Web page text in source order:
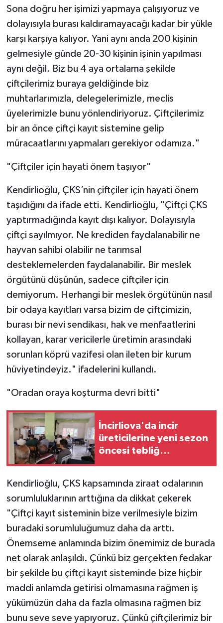
Sona doğru her işimizi yapmaya çalışıyoruz ve
dolayısıyla burası kaldıramayacağı kadar bir yükle
karşı karşıya kalıyor. Yani aynı anda 200 kişinin
gelmesiyle günde 20-30 kişinin işinin yapılması
aynı değil. Biz bu 4 aya ortalama şekilde
çiftçilerimiz buraya geldiğinde biz
muhtarlarımızla, delegelerimizle, meclis
üyelerimizle bunu yönlendiriyoruz. Çiftçilerimiz
bir an önce çiftçi kayıt sistemine gelip
müracaatlarını yapmaları gerekiyor odamıza."
"Çiftçiler için hayati önem taşıyor"
Kendirlioğlu, ÇKS’nin çiftçiler için hayati önem
taşıdığını da ifade etti. Kendirlioğlu, "Çiftçi ÇKS
yaptırmadığında kayıt dışı kalıyor. Dolayısıyla
çiftçi sayılmıyor. Ne krediden faydalanabilir ne
hayvan sahibi olabilir ne tarımsal
desteklemelerden faydalanabilir. Bir meslek
örgütünü düşünün, sadece çiftçiler için
demiyorum. Herhangi bir meslek örgütünün nasıl
bir odaya kayıtları varsa bizim de çiftçimizin,
burası bir nevi sendikası, hak ve menfaatlerini
kollayan, karar vericilerle üretimin arasındaki
sorunları köprü vazifesi olan ileten bir kurum
hüviyetindeyiz." ifadelerini kullandı.
"Oradan oraya koşturma devri bitti"
İncirliova'da incir
üreticilerine yeni sezon
öncesi tebliğ
Kendirlioğlu, ÇKS kapsamında ziraat odalarının
sorumluluklarının arttığına da dikkat çekerek
"Çiftçi kayıt sisteminin bize verilmesiyle bizim
buradaki sorumluluğumuz daha da arttı.
Önemseme anlamında bizim önemimiz de burada
net olarak anlaşıldı. Çünkü biz gerçekten fedakar
bir şekilde bu çiftçi kayıt sisteminde bize hiçbir
maddi anlamda getirisi olmamasına rağmen iş
yükümüzün daha da fazla olmasına rağmen biz
bunu seve seve yapıyoruz. Çünkü çiftçilerimiz bir